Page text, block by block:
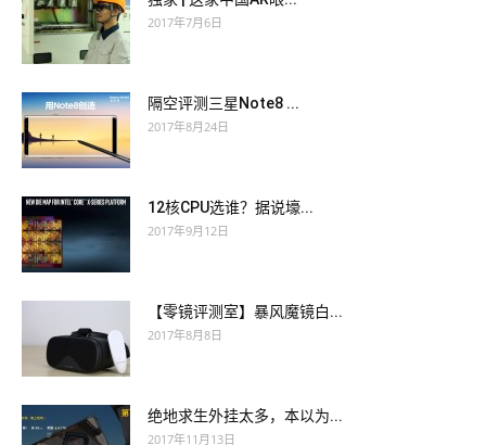
2017年7月6日
隔空评测三星Note8 ...
2017年8月24日
12核CPU选谁？据说壕...
2017年9月12日
【零镜评测室】暴风魔镜白...
2017年8月8日
绝地求生外挂太多，本以为...
2017年11月13日